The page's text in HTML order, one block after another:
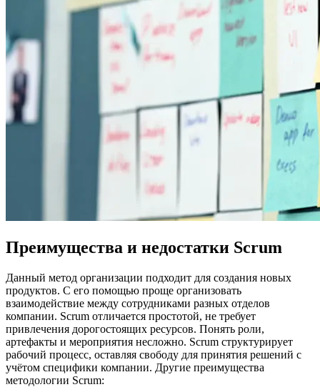
Преимущества и недостатки Scrum
Данный метод организации подходит для создания новых
продуктов. С его помощью проще организовать
взаимодействие между сотрудниками разных отделов
компании. Scrum отличается простотой, не требует
привлечения дорогостоящих ресурсов. Понять роли,
артефакты и мероприятия несложно. Scrum структурирует
рабочий процесс, оставляя свободу для принятия решений с
учётом специфики компании. Другие преимущества
методологии Scrum: